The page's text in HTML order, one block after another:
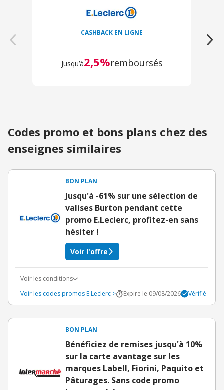
CASHBACK EN LIGNE
Jusqu’à2,5%remboursés
Codes promo et bons plans chez des
enseignes similaires
BON PLAN
Jusqu'à -61% sur une sélection de
valises Burton pendant cette
promo E.Leclerc, profitez-en sans
hésiter !
Voir l'offre
Voir les conditions
Voir les codes promos E.Leclerc >
Expire le 09/08/2026 Vérifié
BON PLAN
Bénéficiez de remises jusqu'à 10%
sur la carte avantage sur les
marques Labell, Fiorini, Paquito et
Pâturages. Sans code promo